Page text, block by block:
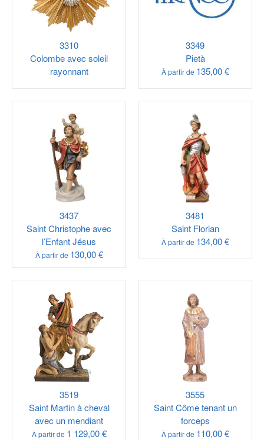
3310
Colombe avec soleil
rayonnant
3349
Pietà
À partir de 135,00 €
3437
Saint Christophe avec
l’Enfant Jésus
À partir de 130,00 €
3481
Saint Florian
À partir de 134,00 €
3519
Saint Martin à cheval
avec un mendiant
À partir de 1 129,00 €
3555
Saint Côme tenant un
forceps
À partir de 110,00 €